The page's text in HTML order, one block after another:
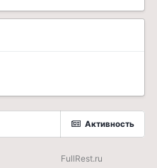
Активность
FullRest.ru